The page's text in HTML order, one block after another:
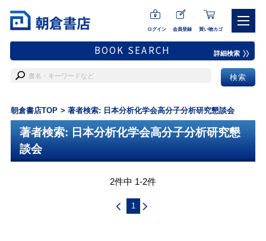
ログイン 会員登録 買い物カゴ
BOOK SEARCH 詳細検索
朝倉書店TOP 著者検索: 日本分析化学会高分子分析研究懇談会
著者検索: 日本分析化学会高分子分析研究懇
談会
2件中 1-2件
1